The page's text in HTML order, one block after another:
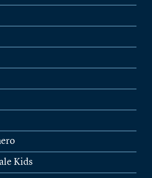
Kids